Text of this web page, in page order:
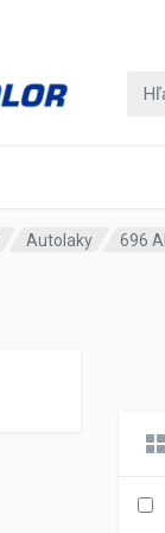
Autolaky 696